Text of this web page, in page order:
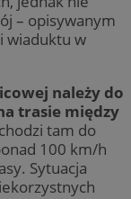
– opisywanym
wiaduktu w
należy do
trasie między
tam do
100 km/h
Sytuacja